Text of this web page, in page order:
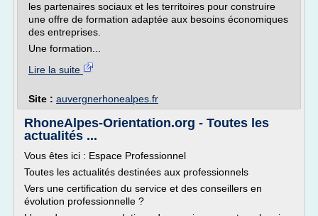
les partenaires sociaux et les territoires pour construire
une offre de formation adaptée aux besoins économiques
des entreprises.
Une formation...
Lire la suite
Site : auvergnerhonealpes.fr
RhoneAlpes-Orientation.org - Toutes les
actualités ...
Vous êtes ici : Espace Professionnel
Toutes les actualités destinées aux professionnels
Vers une certification du service et des conseillers en
évolution professionnelle ?